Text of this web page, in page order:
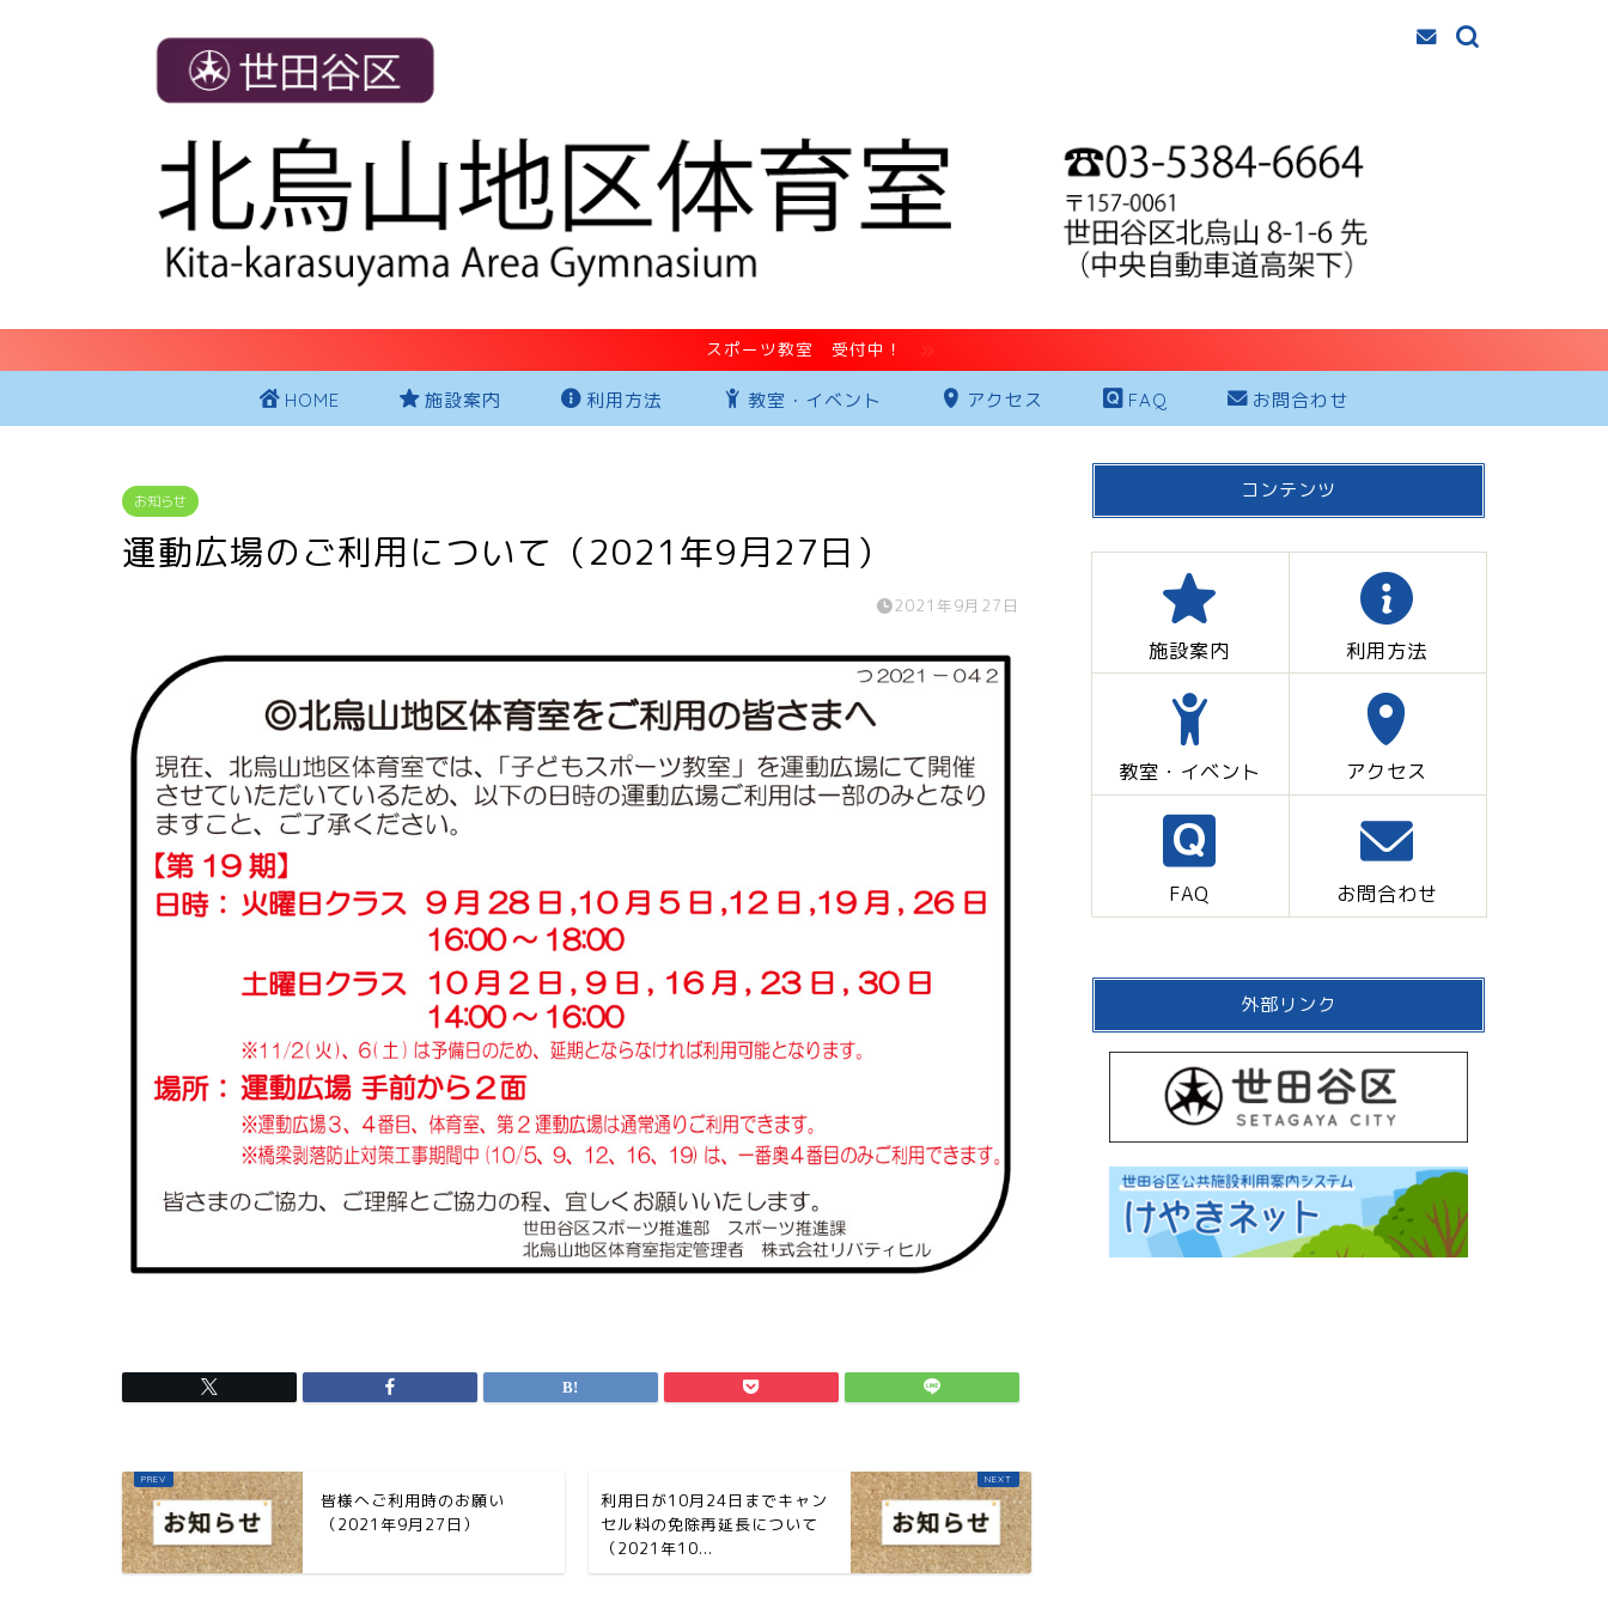
スポーツ教室 受付中！
HOME 施設案内 利用方法 教室・イベント アクセス FAQ お問合わせ
お知らせ
運動広場のご利用について（2021年9月27日）
2021年9月27日
皆様へご利用時のお願い
（2021年9月27日）
利用日が10月24日までキャン
セル料の免除再延長について
（2021年10...
コンテンツ
施設案内 利用方法
教室・イベント アクセス
FAQ お問合わせ
外部リンク